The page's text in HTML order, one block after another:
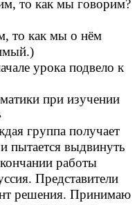
то как мы говорим?
то как мы о нём
урока подвело к
при изучении
группа получает
и пытается выдвинуть
работы
Представители
решения. Принимаю